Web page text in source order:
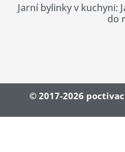
Jarní bylinky v kuchyni:
do
© 2017-2026